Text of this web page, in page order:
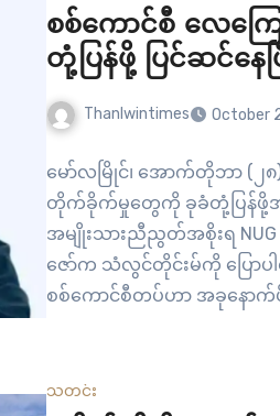
စစ်ကောင်စီ လေက
တုံ့ပြန်ဖို့ ပြင်ဆင်နေပ
Thanlwintimes October
မော်လမြိုင်၊ အောက်တိုဘာ (၂
တိုက်ခိုက်မှုတွေကို ခုခံတုံ့ပြန်ဖို့
အမျိုးသားညီညွတ်အစိုးရ NUG
ဇော်က သံလွင်တိုင်းမ်ကို ပြော
စစ်ကောင်စီတပ်ဟာ အခုနော
အဲဒီထဲမှာတော့ စစ်ကိုင်းတိုင်း၊ ဒီ
သတင်း